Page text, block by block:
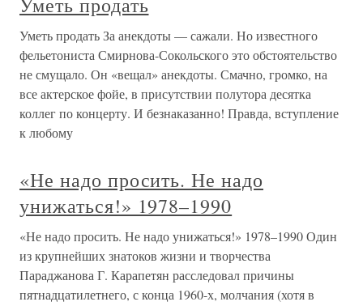
Уметь продать За анекдоты — сажали. Но известного
фельетониста Смирнова-Сокольского это обстоятельство
не смущало. Он «вещал» анекдоты. Смачно, громко, на
все актерское фойе, в присутствии полутора десятка
коллег по концерту. И безнаказанно! Правда, вступление
к любому
«Не надо просить. Не надо
унижаться!» 1978–1990
«Не надо просить. Не надо унижаться!» 1978–1990 Один
из крупнейших знатоков жизни и творчества
Параджанова Г. Карапетян расследовал причины
пятнадцатилетнего, с конца 1960-х, молчания (хотя в